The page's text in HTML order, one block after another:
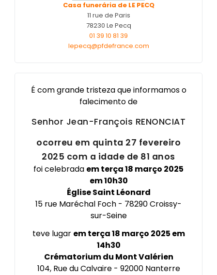
Casa funerária de LE PECQ
11 rue de Paris
78230 Le Pecq
01 39 10 81 39
lepecq@pfdefrance.com
É com grande tristeza que informamos o
falecimento de
Senhor Jean-François RENONCIAT
ocorreu em quinta 27 fevereiro
2025 com a idade de 81 anos
foi celebrada em terça 18 março 2025
em 10h30
Église Saint Léonard
15 rue Maréchal Foch - 78290 Croissy-
sur-Seine
teve lugar em terça 18 março 2025 em
14h30
Crématorium du Mont Valérien
104, Rue du Calvaire - 92000 Nanterre